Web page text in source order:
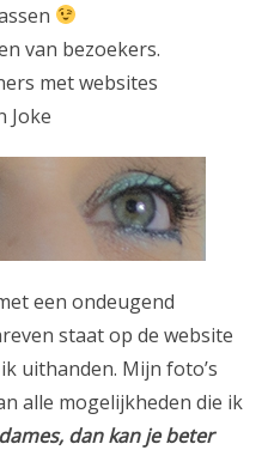
van bezoekers.
met websites
Joke
een ondeugend
staat op de website
uithanden. Mijn foto’s
alle mogelijkheden die ik
dan kan je beter